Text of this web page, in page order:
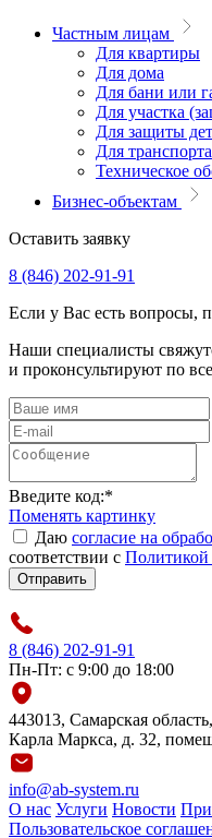
Частным лицам
Для квартиры
Для дома
Для бани или
Для участка
Для защиты
Для транспорта
Техническое
Бизнес-объектам
Оставить заявку
8 (846) 202-91-91
Если у Вас есть вопросы,
Наши специалисты
и проконсультируют по
Введите код:*
Поменять картинку
Даю согласие на
соответствии с Политикой
Отправить
8 (846) 202-91-91
Пн-Пт: с 9:00 до 18:00
443013, Самарская
Карла Маркса, д. 32,
info@ab-system.ru
О нас Услуги Новости
Пользовательское